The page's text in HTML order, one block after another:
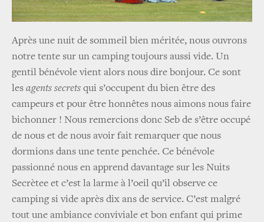
Après une nuit de sommeil bien méritée, nous ouvrons
notre tente sur un camping toujours aussi vide. Un
gentil bénévole vient alors nous dire bonjour. Ce sont
les agents secrets qui s’occupent du bien être des
campeurs et pour être honnêtes nous aimons nous faire
bichonner ! Nous remercions donc Seb de s’être occupé
de nous et de nous avoir fait remarquer que nous
dormions dans une tente penchée. Ce bénévole
passionné nous en apprend davantage sur les Nuits
Secrètee et c’est la larme à l’oeil qu’il observe ce
camping si vide après dix ans de service. C’est malgré
tout une ambiance conviviale et bon enfant qui prime